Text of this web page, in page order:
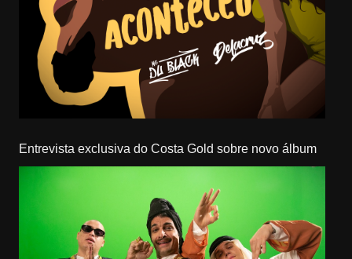
Entrevista exclusiva do Costa Gold sobre novo álbum